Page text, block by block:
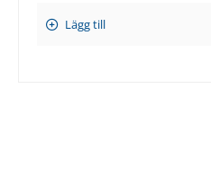
Lägg till